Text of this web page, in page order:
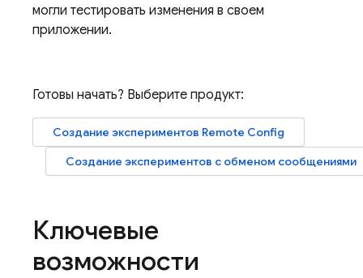
могли тестировать изменения в своем
приложении.
Готовы начать? Выберите продукт:
Создание экспериментов Remote Config
Создание экспериментов с обменом сообщениями
Ключевые
возможности